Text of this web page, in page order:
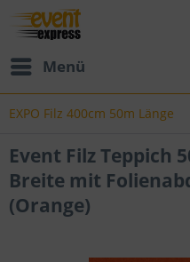
Menü
EXPO Filz 400cm 50m Länge
Event Filz Teppich
Breite mit
(Orange)